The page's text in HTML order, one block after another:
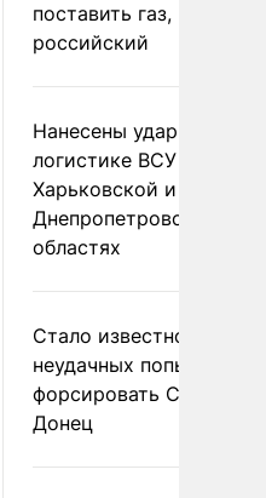
поставить газ, но не
российский
Нанесены удары по
логистике ВСУ в
Харьковской и
Днепропетровской
областях
Стало известно о
неудачных попытках
форсировать
Донец